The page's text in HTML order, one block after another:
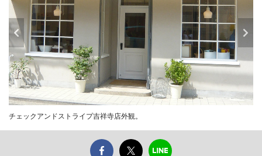
チェックアンドストライプ吉祥寺店外観。